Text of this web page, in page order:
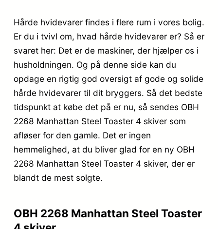
Hårde hvidevarer findes i flere rum i vores bolig.
Er du i tvivl om, hvad hårde hvidevarer er? Så er
svaret her: Det er de maskiner, der hjælper os i
husholdningen. Og på denne side kan du
opdage en rigtig god oversigt af gode og solide
hårde hvidevarer til dit bryggers. Så det bedste
tidspunkt at købe det på er nu, så sendes OBH
2268 Manhattan Steel Toaster 4 skiver som
afløser for den gamle. Det er ingen
hemmelighed, at du bliver glad for en ny OBH
2268 Manhattan Steel Toaster 4 skiver, der er
blandt de mest solgte.
OBH 2268 Manhattan Steel Toaster